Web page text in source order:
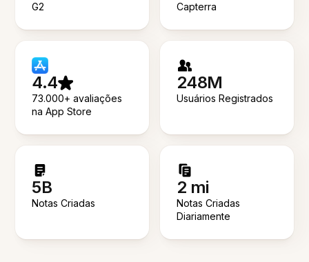
G2
Capterra
4.4
73.000+ avaliações
na App Store
248M
Usuários Registrados
5B
Notas Criadas
2 mi
Notas Criadas
Diariamente